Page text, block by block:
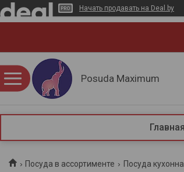
Начать продавать на Deal.by
Posuda Maximum
Главная
Посуда в ассортименте Посуда